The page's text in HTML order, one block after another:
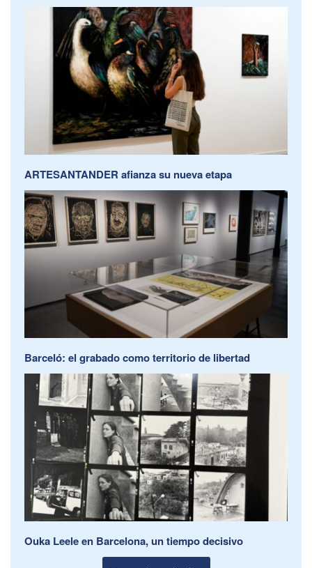
ARTESANTANDER afianza su nueva etapa
Barceló: el grabado como territorio de libertad
Ouka Leele en Barcelona, un tiempo decisivo